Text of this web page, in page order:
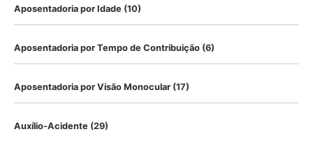
Aposentadoria por Idade (10)
Aposentadoria por Tempo de Contribuição (6)
Aposentadoria por Visão Monocular (17)
Auxílio-Acidente (29)